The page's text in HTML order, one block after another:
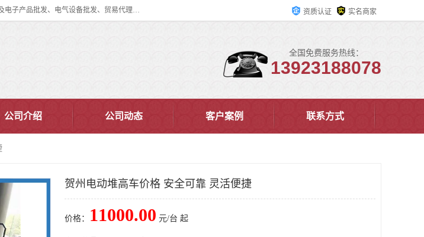
佛山市皇加力机械设备有限公司成立于2017年，注册地位于佛山市南海区。经营范围包括：其他机械设备及电子产品批发、电气设备批发、贸易代理、五金产品批发等；主要产品有：移动式登车桥、叉车装卸货平台、移动式升降机、升降货梯、油桶夹具、电动堆高车。 资质认证 实名商家
全国免费服务热线：
13923188078
公司介绍 公司动态 客户案例 联系方式
贺州电动堆高车价格 安全可靠 灵活便捷
价格： 11000.00 元/台 起